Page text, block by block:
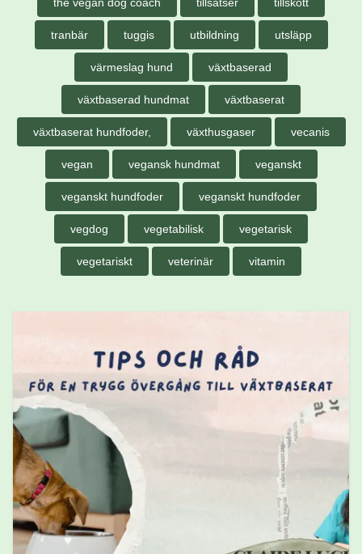
tranbär tuggis utbildning utsläpp
värmeslag hund växtbaserad
växtbaserad hundmat växtbaserat
växtbaserat hundfoder, växthusgaser vecanis
vegan vegansk hundmat veganskt
veganskt hundfoder veganskt hundfoder
vegdog vegetabilisk vegetarisk
vegetariskt veterinär vitamin